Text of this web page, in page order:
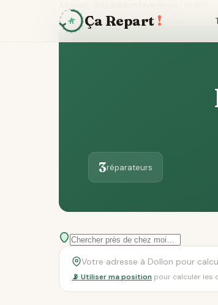
Ça Repart !
3réparateurs
📡 Utiliser ma position pour calculer les